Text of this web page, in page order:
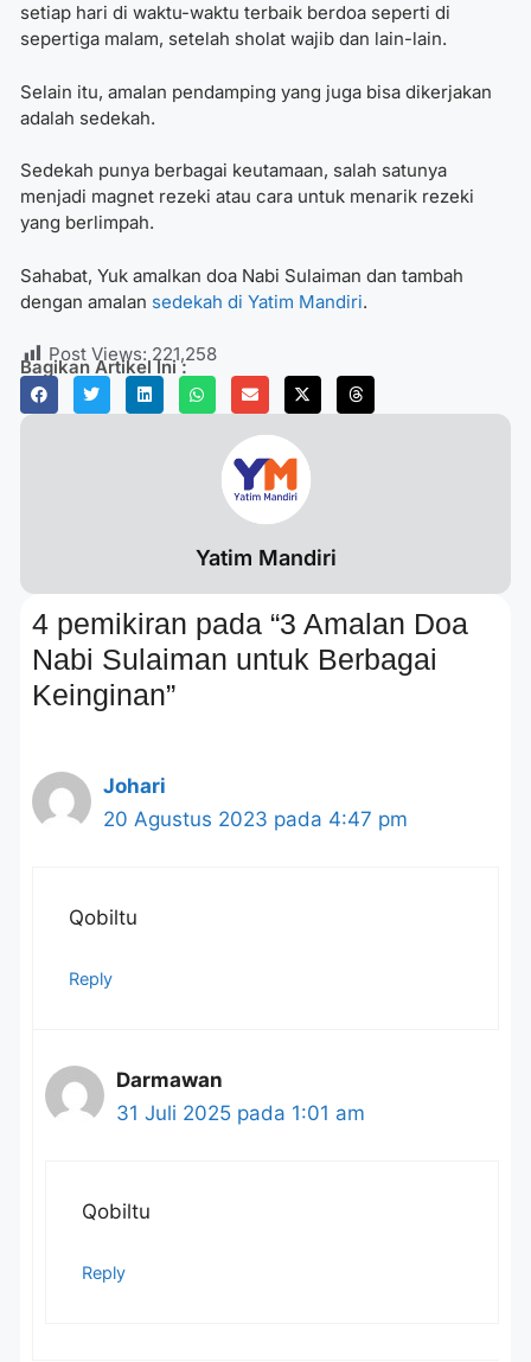
setiap hari di waktu-waktu terbaik berdoa seperti di
sepertiga malam, setelah sholat wajib dan lain-lain.
Selain itu, amalan pendamping yang juga bisa dikerjakan
adalah sedekah.
Sedekah punya berbagai keutamaan, salah satunya
menjadi magnet rezeki atau cara untuk menarik rezeki
yang berlimpah.
Sahabat, Yuk amalkan doa Nabi Sulaiman dan tambah
dengan amalan sedekah di Yatim Mandiri.
Post Views: 221,258
Bagikan Artikel Ini :
Yatim Mandiri
4 pemikiran pada “3 Amalan Doa
Nabi Sulaiman untuk Berbagai
Keinginan”
Johari
20 Agustus 2023 pada 4:47 pm
Qobiltu
Reply
Darmawan
31 Juli 2025 pada 1:01 am
Qobiltu
Reply